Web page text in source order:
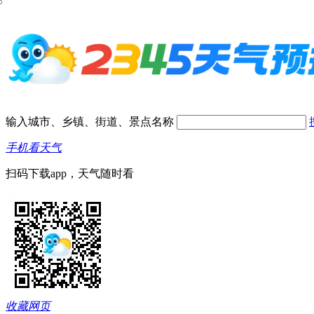
输入城市、乡镇、街道、景点名称
手机看天气
扫码下载app，天气随时看
收藏网页